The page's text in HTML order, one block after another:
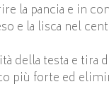
la pancia e in
e la lisca nel
della testa e
più forte ed